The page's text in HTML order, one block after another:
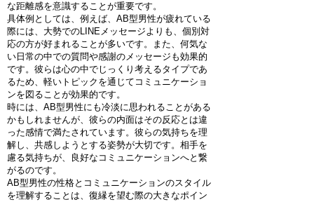
な距離感を意識することが重要です。
具体例としては、例えば、AB型男性が疲れている
際には、大勢でのLINEメッセージよりも、個別対
応の方が好まれることが多いです。また、何気な
い日常の中での質問や感謝のメッセージも効果的
です。彼らは心の中でじっくり考えるタイプであ
るため、軽いトピックを通じてコミュニケーショ
ンを図ることが効果的です。
時には、AB型男性にも冷淡に思われることがある
かもしれませんが、彼らの内面はその反応とは違
った感情で満たされています。彼らの気持ちを理
解し、共感しようとする姿勢が大切です。相手を
慮る気持ちが、良好なコミュニケーションへと繋
がるのです。
AB型男性の性格とコミュニケーションのスタイル
を理解することは、復縁を望む際の大きなポイン